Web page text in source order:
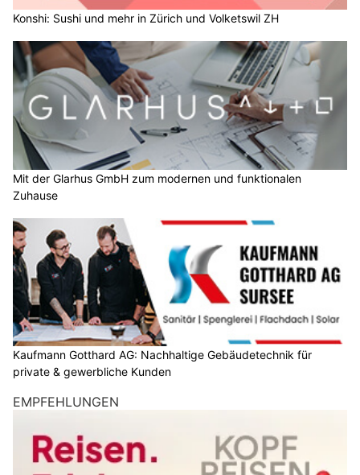
Konshi: Sushi und mehr in Zürich und Volketswil ZH
Mit der Glarhus GmbH zum modernen und funktionalen
Zuhause
Kaufmann Gotthard AG: Nachhaltige Gebäudetechnik für
private & gewerbliche Kunden
EMPFEHLUNGEN